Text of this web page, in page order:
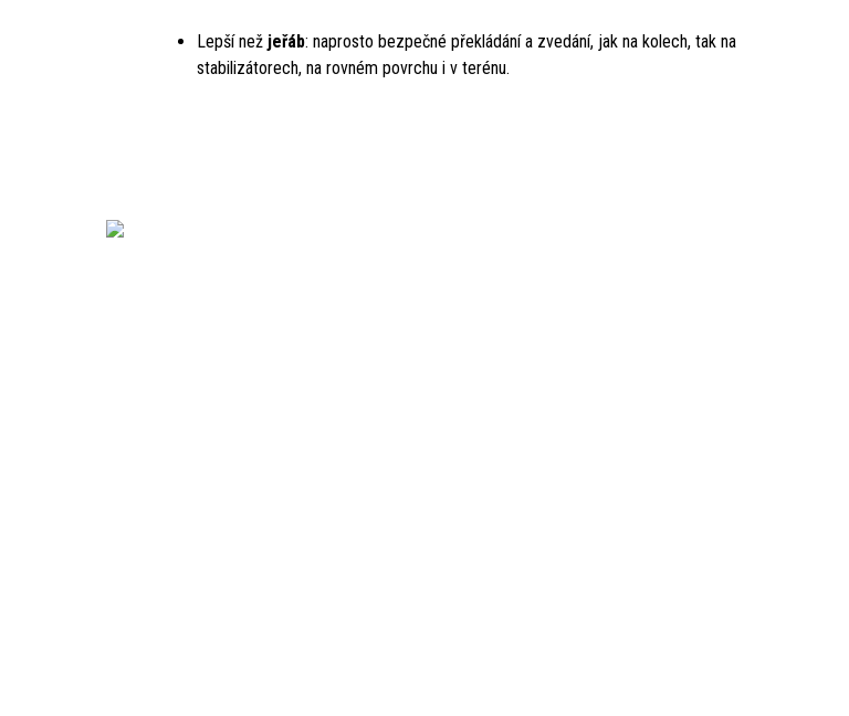
Lepší než jeřáb: naprosto bezpečné překládání a zvedání, jak na kolech, tak na
stabilizátorech, na rovném povrchu i v terénu.